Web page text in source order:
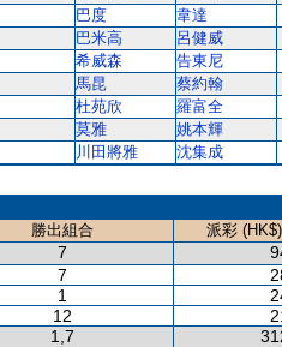
巴度 韋達
巴米高 呂健威
希威森 告東尼
馬昆 蔡約翰
杜苑欣 羅富全
莫雅 姚本輝
川田將雅 沈集成
勝出組合
派彩 (HK$)
7
7
1
12
1,7